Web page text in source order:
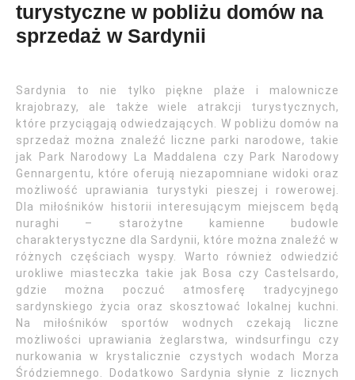
turystyczne w pobliżu domów na
sprzedaż w Sardynii
Sardynia to nie tylko piękne plaże i malownicze
krajobrazy, ale także wiele atrakcji turystycznych,
które przyciągają odwiedzających. W pobliżu domów na
sprzedaż można znaleźć liczne parki narodowe, takie
jak Park Narodowy La Maddalena czy Park Narodowy
Gennargentu, które oferują niezapomniane widoki oraz
możliwość uprawiania turystyki pieszej i rowerowej.
Dla miłośników historii interesującym miejscem będą
nuraghi – starożytne kamienne budowle
charakterystyczne dla Sardynii, które można znaleźć w
różnych częściach wyspy. Warto również odwiedzić
urokliwe miasteczka takie jak Bosa czy Castelsardo,
gdzie można poczuć atmosferę tradycyjnego
sardynskiego życia oraz skosztować lokalnej kuchni.
Na miłośników sportów wodnych czekają liczne
możliwości uprawiania żeglarstwa, windsurfingu czy
nurkowania w krystalicznie czystych wodach Morza
Śródziemnego. Dodatkowo Sardynia słynie z licznych